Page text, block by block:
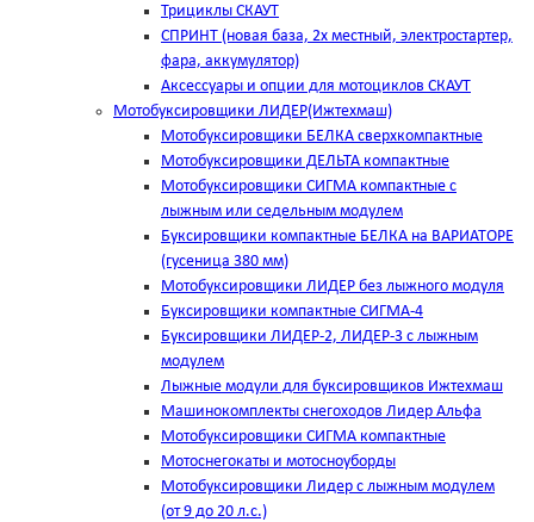
Трициклы СКАУТ
СПРИНТ (новая база, 2х местный, электростартер,
фара, аккумулятор)
Аксессуары и опции для мотоциклов СКАУТ
Мотобуксировщики ЛИДЕР(Ижтехмаш)
Мотобуксировщики БЕЛКА сверхкомпактные
Мотобуксировщики ДЕЛЬТА компактные
Мотобуксировщики СИГМА компактные с
лыжным или седельным модулем
Буксировщики компактные БЕЛКА на ВАРИАТОРЕ
(гусеница 380 мм)
Мотобуксировщики ЛИДЕР без лыжного модуля
Буксировщики компактные СИГМА-4
Буксировщики ЛИДЕР-2, ЛИДЕР-3 c лыжным
модулем
Лыжные модули для буксировщиков Ижтехмаш
Машинокомплекты снегоходов Лидер Альфа
Мотобуксировщики СИГМА компактные
Мотоснегокаты и мотосноуборды
Мотобуксировщики Лидер с лыжным модулем
(от 9 до 20 л.с.)